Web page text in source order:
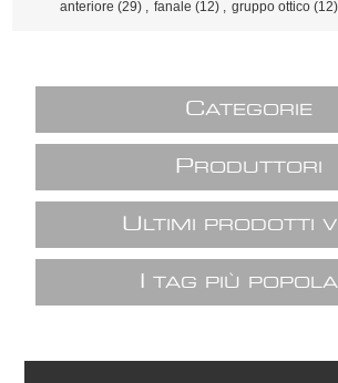
anteriore (29) , fanale (12) , gruppo ottico (12)
CATEGORIE
P RODUTTORI
U LTIMI PRODOTTI
TAG PIÙ